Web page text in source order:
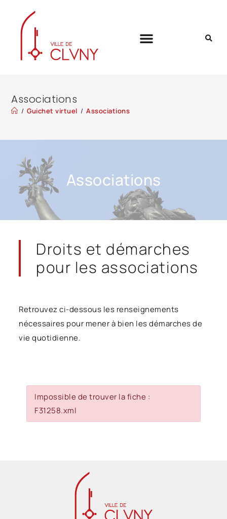
Associations
/ Guichet virtuel / Associations
Associations
Droits et démarches
pour les associations
Retrouvez ci-dessous les renseignements
nécessaires pour mener à bien les démarches de
vie quotidienne.
Impossible de trouver la fiche :
F31258.xml